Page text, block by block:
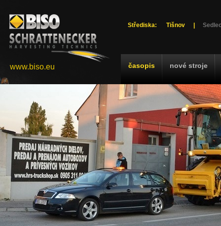
Střediska: Tišnov
časopis nové stroje
www.biso.eu